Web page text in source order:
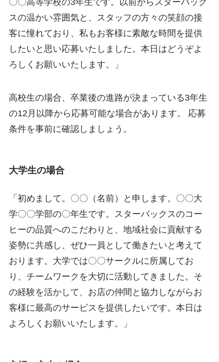
スの温かい雰囲気と、スタッフの方々の笑顔の接
客に憧れており、私もお客様に素敵な時間を提供
したいと思い応募いたしました。本日はどうぞよ
ろしくお願いいたします。」
高校生の場合、卒業後の進路が決まっている3年生
の12月以降から応募可能な場合があります。 応募
条件を事前に確認しましょう。
大学生の場合
「初めまして。〇〇（名前）と申します。〇〇大
学〇〇学部の〇年生です。スターバックスのコー
ヒーの品質へのこだわりと、地域社会に貢献する
姿勢に共感し、ぜひ一員として働きたいと考えて
おります。大学では〇〇サークルに所属してお
り、チームワークを大切に活動してきました。そ
の経験を活かして、お店の仲間と協力しながらお
客様に最高のサービスを提供したいです。本日は
よろしくお願いいたします。」